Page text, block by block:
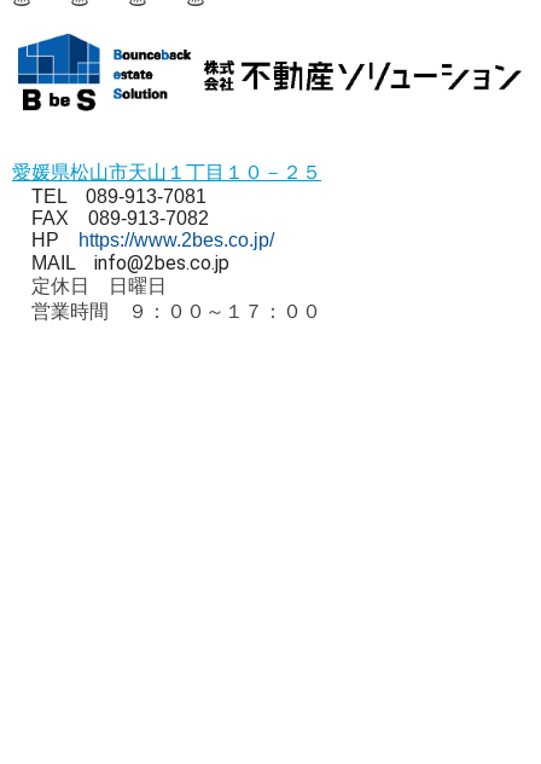
愛媛県松山市天山１丁目１０－２５
TEL 089-913-7081
FAX 089-913-7082
HP
https://www.2bes.co.jp/
MAIL info@2bes.co.jp
定休日 日曜日
営業時間 ９：００～１７：００